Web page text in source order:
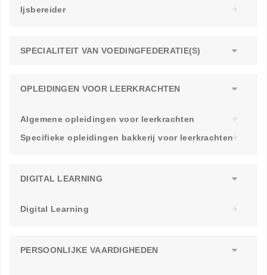
Ijsbereider
SPECIALITEIT VAN VOEDINGFEDERATIE(S)
OPLEIDINGEN VOOR LEERKRACHTEN
Algemene opleidingen voor leerkrachten
Specifieke opleidingen bakkerij voor leerkrachten
DIGITAL LEARNING
Digital Learning
PERSOONLIJKE VAARDIGHEDEN